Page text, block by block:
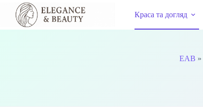
Перейти
вмісту
Краса та догляд
EAB »